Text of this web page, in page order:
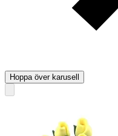
Hoppa över karusell